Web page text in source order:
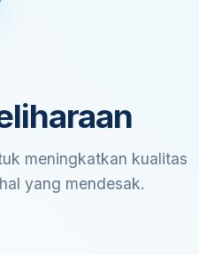
meningkatkan kualitas
yang mendesak.